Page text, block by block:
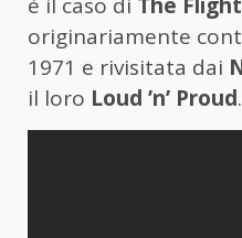
è il caso di The
originariamente
1971 e rivisitata dai
il loro Loud ’n’ Proud.